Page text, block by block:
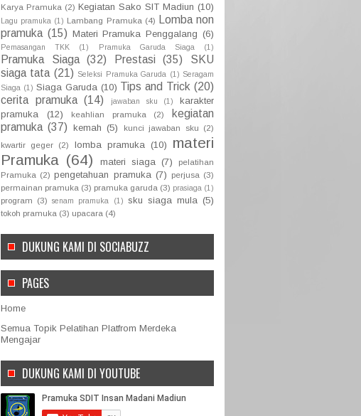
Karya Pramuka (2) Kegiatan Sako SIT Madiun (10)
Lagu pramuka (1) Lambang Pramuka (4)
Lomba non
pramuka (15) Materi Pramuka Penggalang (6)
Pemasangan TKK (1) Pramuka Garuda Siaga (1)
Pramuka Siaga (32) Prestasi (35)
SKU
siaga tata (21) Seleksi Pramuka Garuda (1) Seragam
Siaga (1) Siaga Garuda (10) Tips and Trick (20)
cerita pramuka (14) jawaban sku (1)
karakter
pramuka
(12) keahlian pramuka (2)
kegiatan
pramuka (37) kemah (5) kunci jawaban sku
(2)
kwartir geger
(2) lomba pramuka (10)
materi
Pramuka (64) materi siaga (7)
pelatihan
Pramuka (2) pengetahuan pramuka (7) perjusa (3)
permainan pramuka (3) pramuka garuda (3) prasiaga (1)
program (3) senam pramuka (1) sku siaga mula (5)
tokoh pramuka (3) upacara (4)
DUKUNG KAMI DI SOCIABUZZ
PAGES
Home
Semua Topik Pelatihan Platfrom Merdeka
Mengajar
DUKUNG KAMI DI YOUTUBE